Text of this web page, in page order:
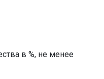
в %, не менее